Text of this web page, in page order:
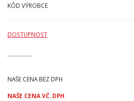
KÓD VÝROBCE
DOSTUPNOST
NAŠE CENA BEZ DPH
NAŠE CENA VČ. DPH